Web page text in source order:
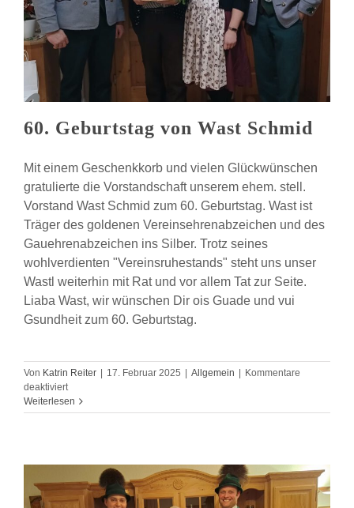
60. Geburtstag von Wast Schmid
Mit einem Geschenkkorb und vielen Glückwünschen
gratulierte die Vorstandschaft unserem ehem. stell.
Vorstand Wast Schmid zum 60. Geburtstag. Wast ist
Träger des goldenen Vereinsehrenabzeichen und des
Gauehrenabzeichen ins Silber. Trotz seines
wohlverdienten "Vereinsruhestands" steht uns unser
Wastl weiterhin mit Rat und vor allem Tat zur Seite.
Liaba Wast, wir wünschen Dir ois Guade und vui
Gsundheit zum 60. Geburtstag.
Von Katrin Reiter 17. Februar 2025 Allgemein
Kommentare
deaktiviertfür
60.
Geburtstag
Weiterlesen